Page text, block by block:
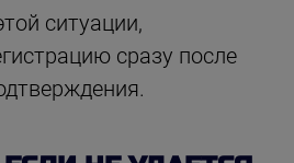
ситуации,
сразу после